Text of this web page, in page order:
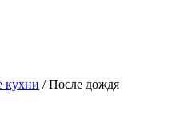
кухни / После дождя